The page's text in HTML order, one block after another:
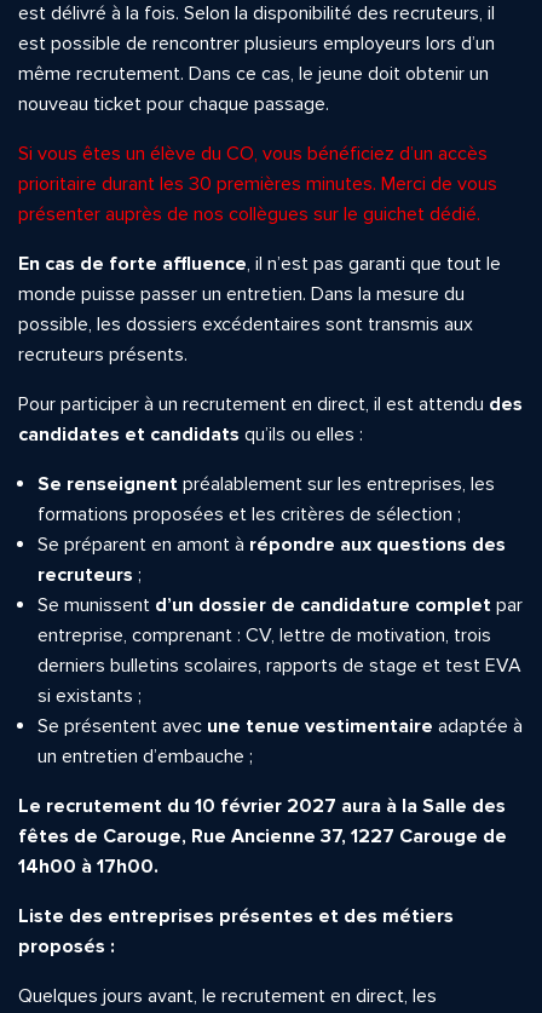
est délivré à la fois. Selon la disponibilité des recruteurs, il
est possible de rencontrer plusieurs employeurs lors d’un
même recrutement. Dans ce cas, le jeune doit obtenir un
nouveau ticket pour chaque passage.
Si vous êtes un élève du CO, vous bénéficiez d’un accès
prioritaire durant les 30 premières minutes. Merci de vous
présenter auprès de nos collègues sur le guichet dédié.
En cas de forte affluence, il n’est pas garanti que tout le
monde puisse passer un entretien. Dans la mesure du
possible, les dossiers excédentaires sont transmis aux
recruteurs présents.
Pour participer à un recrutement en direct, il est attendu des
candidates et candidats qu’ils ou elles :
Se renseignent préalablement sur les entreprises, les
formations proposées et les critères de sélection ;
Se préparent en amont à répondre aux questions des
recruteurs ;
Se munissent d’un dossier de candidature complet par
entreprise, comprenant : CV, lettre de motivation, trois
derniers bulletins scolaires, rapports de stage et test EVA
si existants ;
Se présentent avec une tenue vestimentaire adaptée à
un entretien d’embauche ;
Le recrutement du 10 février 2027 aura à la Salle des
fêtes de Carouge, Rue Ancienne 37, 1227 Carouge de
14h00 à 17h00.
Liste des entreprises présentes et des métiers
proposés :
Quelques jours avant, le recrutement en direct, les